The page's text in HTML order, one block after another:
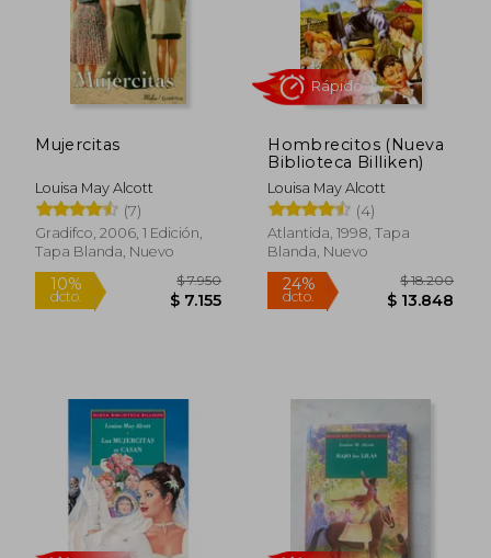
Mujercitas
Louisa May Alcott
(7)
Gradifco, 2006, 1 Edición,
Tapa Blanda, Nuevo
Hombrecitos (Nueva
Biblioteca Billiken)
Louisa May Alcott
(4)
Atlantida, 1998, Tapa
Blanda, Nuevo
24%
dcto.
Rápido